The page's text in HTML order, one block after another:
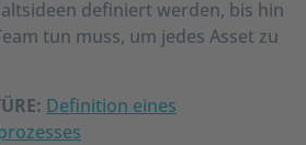
definiert werden, bis hin
tun muss, um jedes Asset zu
Definition eines